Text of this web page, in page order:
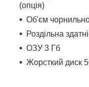
(опція)
Об'єм
Роздільна
ОЗУ 3 Гб
Жорсткий диск